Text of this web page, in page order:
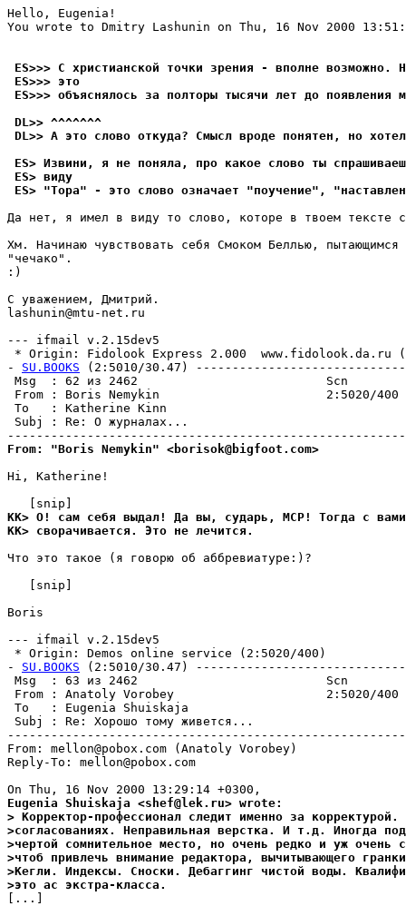
Hello, Eugenia!
You wrote to Dmitry Lashunin on Thu, 16 Nov 2000
ES>>> С христианской точки зрения - вполне возможно.
ES>>> это
ES>>> объяснялось за полторы тысячи лет до появления
DL>> ^^^^^^^
DL>> А это слово откуда? Смысл вроде понятен, но
ES> Извини, я не поняла, про какое слово ты
ES> виду
ES> "Тора" - это слово означает "поучение",
Да нет, я имел в виду то слово, которе в твоем тексте
Хм. Начинаю чувствовать себя Смоком Беллью,
"чечако".
:)
С уважением, Дмитрий.
lashunin@mtu-net.ru
--- ifmail v.2.15dev5
* Origin: Fidolook Express 2.000  www.fidolook.da.ru
- SU.BOOKS (2:5010/30.47)
Msg  : 62 из 2462
From : Boris Nemykin                       2:5020/400
To   : Katherine Kinn
Subj : Re: О
From: "Boris Nemykin" <borisok@bigfoot.com>
Hi, Katherine!
KK> О! сам себя выдал! Да вы, сударь, MCP! Тогда с
KK> сворачивается. Это не лечится.
Что это такое (я говорю об аббревиатуре:)?
   [snip]
Boris
--- ifmail v.2.15dev5
* Origin: Demos online service (2:5020/400)
- SU.BOOKS (2:5010/30.47)
Msg  : 63 из 2462
From : Anatoly Vorobey                     2:5020/400
To   : Eugenia Shuiskaja
Subj : Re: Хорошо
From: mellon@pobox.com (Anatoly Vorobey)
Reply-To: mellon@pobox.com
Eugenia Shuiskaja <shef@lek.ru> wrote:
> Корректор-профессионал следит именно за
>согласованиях. Hеправильная верстка. И т.д. Иногда
>чертой сомнительное место, но очень редко и уж очень
>чтоб привлечь внимание редактора, вычитывающего
>Кегли. Индексы. Сноски. Дебаггинг чистой воды.
>это ас экстра-класса.
[...]